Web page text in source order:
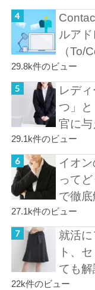
ルア
（To/
29.8k件のビュー
レデ
つ」
官に
29.1k件のビュー
イオ
って
で徹底
27.1k件のビュー
就活
ト、
ても解
22k件のビュー